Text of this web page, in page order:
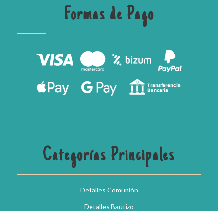
Formas de Pago
Categorías Principales
Detalles Comunión
Detalles Bautizo